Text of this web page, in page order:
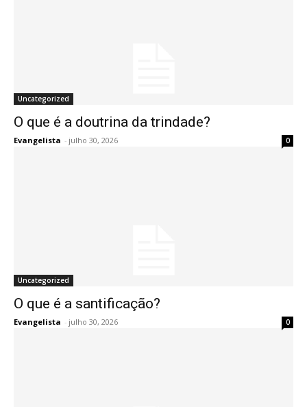
Uncategorized
O que é a doutrina da trindade?
Evangelista - julho 30, 2026 0
Uncategorized
O que é a santificação?
Evangelista - julho 30, 2026 0